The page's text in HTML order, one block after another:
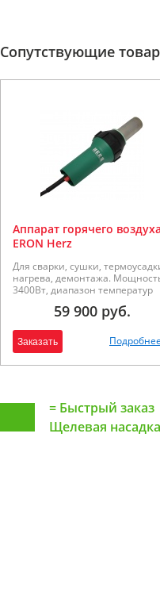
Сопутствующие
Аппарат горячего воздуха
ERON Herz
Для сварки, сушки,
нагрева, демонтажа.
3400Вт, диапазон температур
л/мин, давление воздуха
регулировка. Без кейса и
насадок.
59 900 руб.
Заказать Подробнее
= Быстрый заказ
Щелевая